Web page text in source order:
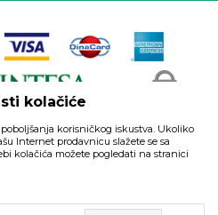
naše ponude i ne podrazumeva
u svakom trenutku.
kolačiće
korisničkog iskustva. Ukoliko
Internet prodavnicu slažete se sa
kolačića možete pogledati na stranici